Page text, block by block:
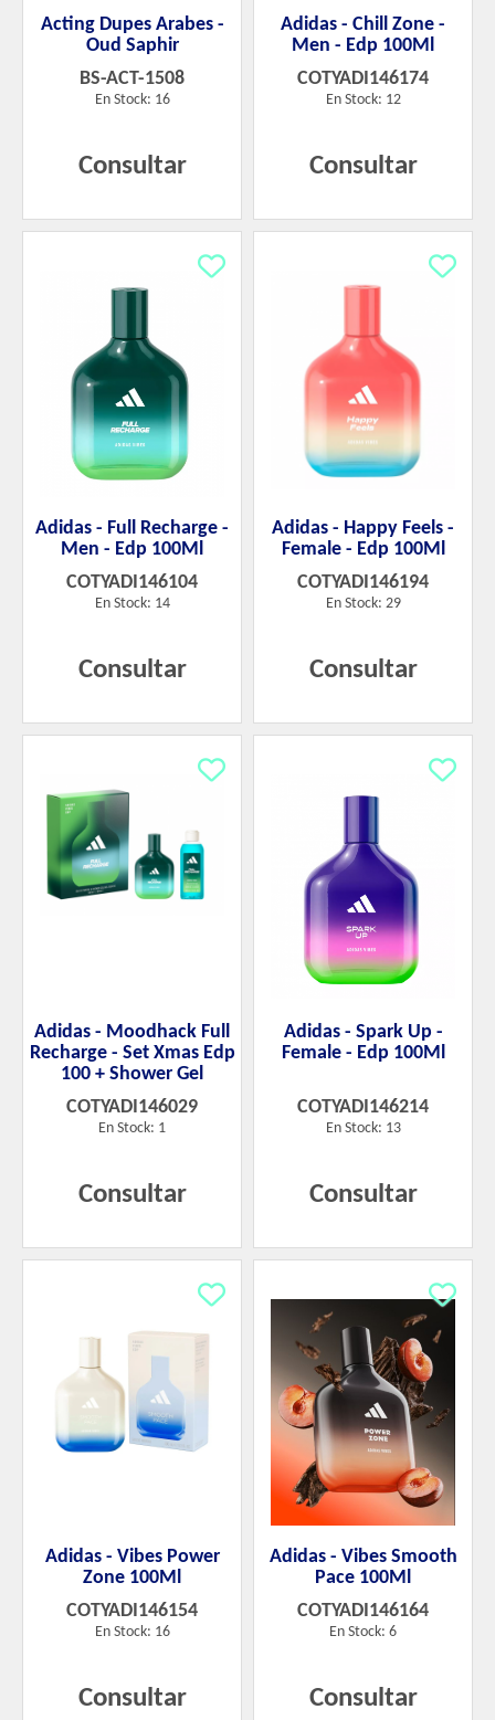
Acting Dupes Arabes -
Oud Saphir
BS-ACT-1508
En Stock: 16
Consultar
Adidas - Chill Zone -
Men - Edp 100Ml
COTYADI146174
En Stock: 12
Consultar
Adidas - Full Recharge -
Men - Edp 100Ml
COTYADI146104
En Stock: 14
Consultar
Adidas - Happy Feels -
Female - Edp 100Ml
COTYADI146194
En Stock: 29
Consultar
Adidas - Moodhack Full
Recharge - Set Xmas Edp
100 + Shower Gel
COTYADI146029
En Stock: 1
Consultar
Adidas - Spark Up -
Female - Edp 100Ml
COTYADI146214
En Stock: 13
Consultar
Adidas - Vibes Power
Zone 100Ml
COTYADI146154
En Stock: 16
Consultar
Adidas - Vibes Smooth
Pace 100Ml
COTYADI146164
En Stock: 6
Consultar